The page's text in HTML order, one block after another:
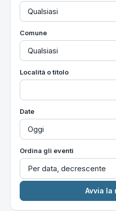
Comune
Località o titolo
Date
Ordina gli eventi